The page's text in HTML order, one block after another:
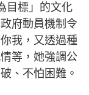
目標」的文化
府動員機制令
我，又透過種
等，她強調公
、不怕困難。